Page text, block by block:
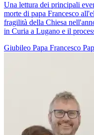
Una lettura dei principali
morte di papa Francesco
fragilità della Chiesa
in Curia a Lugano e il
Giubileo Papa Francesco